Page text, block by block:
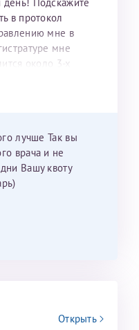
в протокол
мне в
мне
около 3-х
в Питере.
в Калининграде и
лучше Так вы
врача и не
Вашу квоту
Открыть